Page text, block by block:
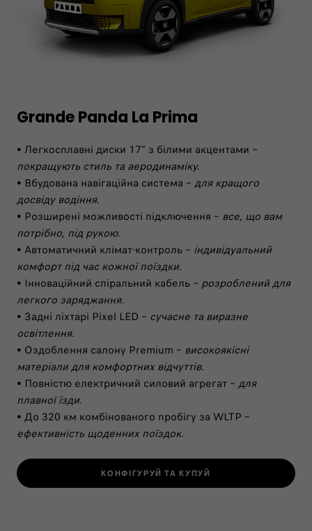
Grande Panda La Prima
• Легкосплавні диски 17” з білими акцентами –
покращують стиль та аеродинаміку.​​
• Вбудована навігаційна система – для кращого
досвіду водіння.​
• Розширені можливості підключення – все, що вам
потрібно, під рукою.
• Автоматичний клімат-контроль – індивідуальний
комфорт під час кожної поїздки.​​
• Інноваційний спіральний кабель – розроблений для
легкого заряджання.
• Задні ліхтарі Pixel LED – сучасне та виразне
освітлення.​​
• Оздоблення салону Premium – високоякісні
матеріали для комфортних відчуттів.​​
• Повністю електричний силовий агрегат – для
плавної їзди.​​
• До 320 км комбінованого пробігу за WLTP –
ефективність щоденних поїздок.
КОНФІГУРУЙ ТА КУПУЙ